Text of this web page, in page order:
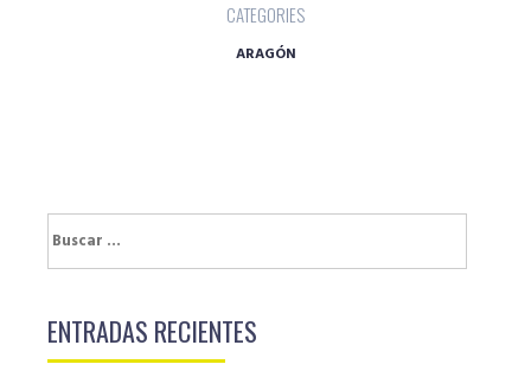
CATEGORIES
ARAGÓN
Buscar:
ENTRADAS RECIENTES